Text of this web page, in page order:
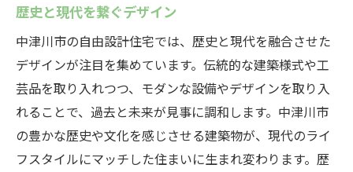
歴史と現代を繋ぐデザイン
中津川市の自由設計住宅では、歴史と現代を融合させた
デザインが注目を集めています。伝統的な建築様式や工
芸品を取り入れつつ、モダンな設備やデザインを取り入
れることで、過去と未来が見事に調和します。中津川市
の豊かな歴史や文化を感じさせる建築物が、現代のライ
フスタイルにマッチした住まいに生まれ変わります。歴